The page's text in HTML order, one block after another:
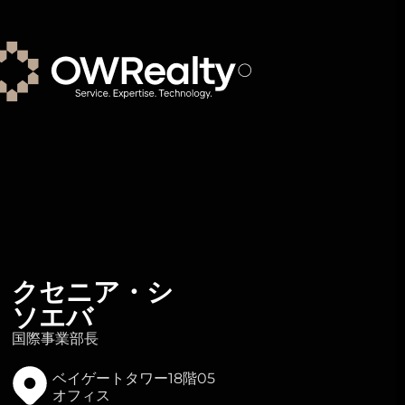
クセニア・シ
ソエバ
国際事業部長
ベイゲートタワー18階05
オフィス